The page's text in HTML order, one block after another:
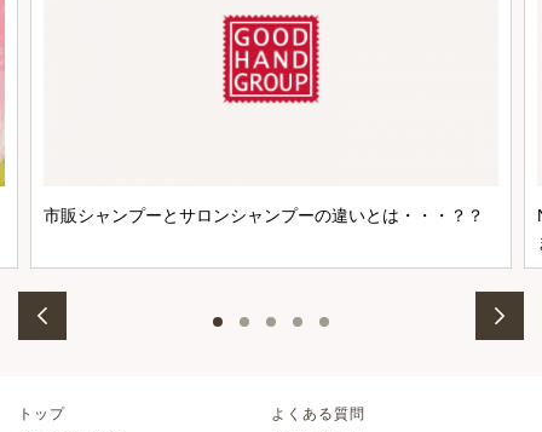
市販シャンプーとサロンシャンプーの違いとは・・・？？
トップ
よくある質問